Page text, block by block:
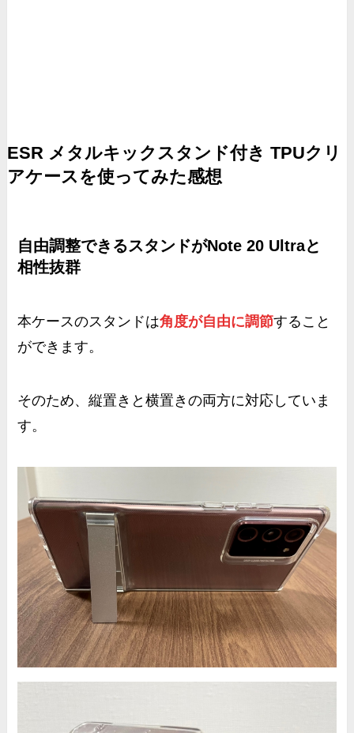
ESR メタルキックスタンド付き TPUクリ
アケースを使ってみた感想
自由調整できるスタンドがNote 20 Ultraと
相性抜群
本ケースのスタンドは角度が自由に調節すること
ができます。
そのため、縦置きと横置きの両方に対応 していま
す。